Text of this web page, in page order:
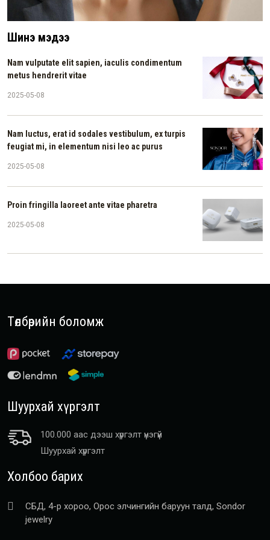
Шинэ мэдээ
Nam vulputate elit sapien, iaculis condimentum
metus hendrerit vitae
2025-05-08
Nam luctus, erat id sodales vestibulum, ex turpis
feugiat mi, in elementum nisi leo ac purus
2025-05-08
Proin fringilla laoreet ante vitae pharetra
2025-05-08
Төлбөрийн боломж
Шуурхай хүргэлт
100.000 аас дээш хүргэлт үнэгүй
Шуурхай хүргэлт
Холбоо барих
СБД, 4-р хороо, Орос элчингийн баруун талд, Sondor
jewelry